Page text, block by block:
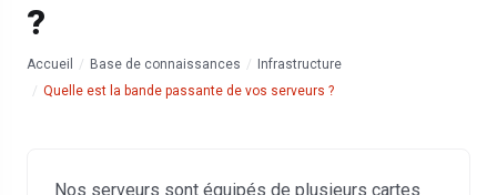
?
Accueil Base de connaissances
Infrastructure
Quelle est la bande passante de vos serveurs ?
Nos serveurs sont équipés de plusieurs cartes